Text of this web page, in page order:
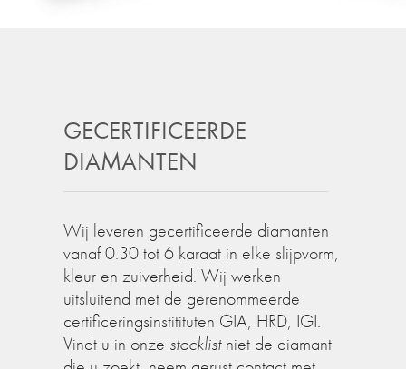
GECERTIFICEERDE
DIAMANTEN
Wij leveren gecertificeerde diamanten
vanaf 0.30 tot 6 karaat in elke slijpvorm,
kleur en zuiverheid. Wij werken
uitsluitend met de gerenommeerde
certificeringsinstitituten GIA, HRD, IGI.
Vindt u in onze stocklistniet de diamant